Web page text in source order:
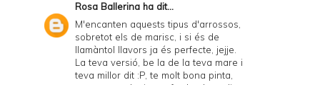
Rosa Ballerina ha dit...
M'encanten aquests tipus d'arrossos,
sobretot els de marisc, i si és de
llamàntol llavors ja és perfecte, jejje.
La teva versió, be la de la teva mare i
teva millor dit :P, te molt bona pinta,